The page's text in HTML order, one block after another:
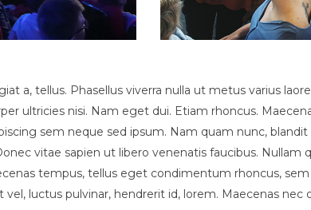
a, tellus. Phasellus viverra nulla ut metus varius
ultricies nisi. Nam eget dui. Etiam rhoncus.
sem neque sed ipsum. Nam quam nunc,
vitae sapien ut libero venenatis faucibus. Nullam
tempus, tellus eget condimentum rhoncus,
luctus pulvinar, hendrerit id, lorem. Maecenas